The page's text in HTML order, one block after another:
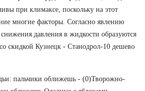
при климаксе, поскольку на этот
многие факторы. Согласно явлению
давления в жидкости образуются
скидкой Кузнецк - Станодрол-10 дешево
пальчики оближешь - (0)Творожно-